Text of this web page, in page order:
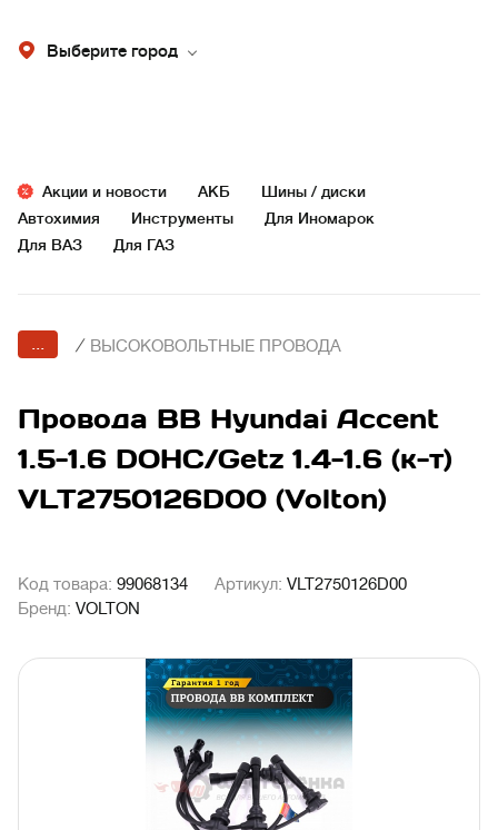
Выберите город
Акции и новости АКБ
Шины / диски
Автохимия
Инструменты
Для Иномарок
Для ВАЗ
Для ГАЗ
... / ВЫСОКОВОЛЬТНЫЕ ПРОВОДА
Провода ВВ Hyundai Accent
1.5-1.6 DOHC/Getz 1.4-1.6 (к-т)
VLT2750126D00 (Volton)
Код товара: 99068134 Артикул: VLT2750126D00
Бренд: VOLTON